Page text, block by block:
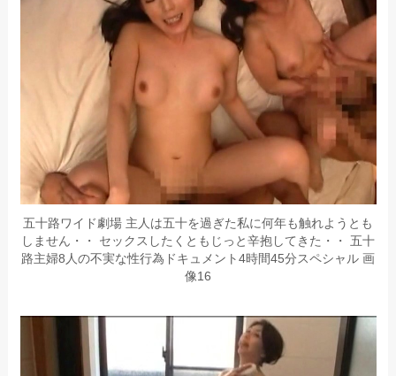
五十路ワイド劇場 主人は五十を過ぎた私に何年も触れようとも
しません・・ セックスしたくともじっと辛抱してきた・・ 五十
路主婦8人の不実な性行為ドキュメント4時間45分スペシャル 画
像16